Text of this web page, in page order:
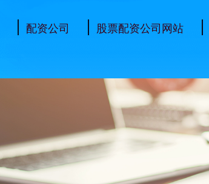
配资公司 股票配资公司网站